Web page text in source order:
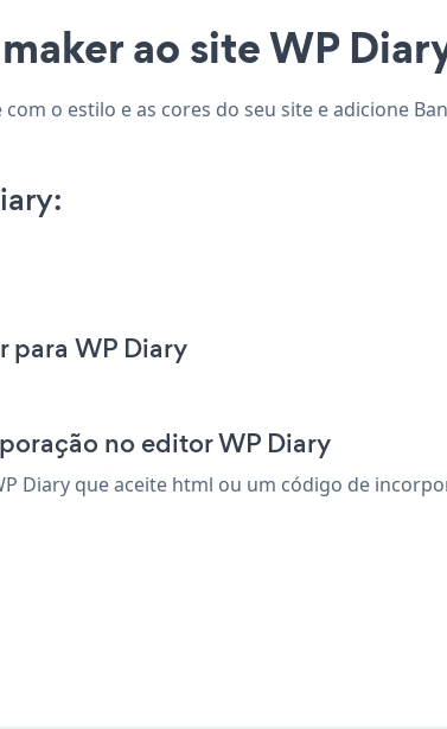
ao site WP
o estilo e as cores do seu site e adicione
para WP Diary
no editor WP Diary
Diary que aceite html ou um código de